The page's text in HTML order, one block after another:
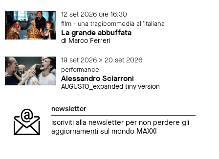
12 set 2026 ore 16:30
film - una tragicommedia all'italiana
La grande abbuffata
di Marco Ferreri
19 set 2026 > 20 set 2026
performance
Alessandro Sciarroni
AUGUSTO_expanded tiny version
newsletter
iscriviti alla newsletter per non perdere gli
aggiornamenti sul mondo MAXXI